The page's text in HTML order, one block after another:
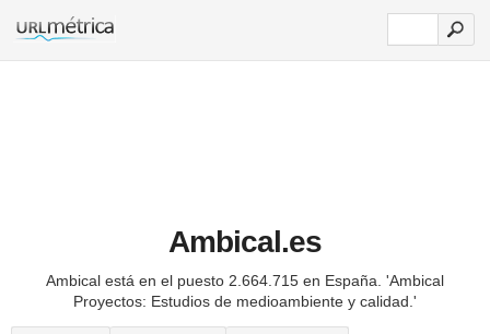
Ambical.es
Ambical está en el puesto 2.664.715 en España. 'Ambical
Proyectos: Estudios de medioambiente y calidad.'